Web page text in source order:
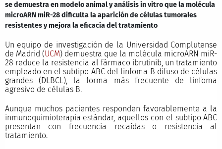
se demuestra en modelo animal y análisis in vitro que la molécula
microARN miR-28 dificulta la aparición de células tumorales
resistentes y mejora la eficacia del tratamiento
Un equipo de investigación de la Universidad Complutense
de Madrid (UCM) demuestra que la molécula microARN miR-
28 reduce la resistencia al fármaco ibrutinib, un tratamiento
empleado en el subtipo ABC del linfoma B difuso de células
grandes (DLBCL), la forma más frecuente de linfoma
agresivo de células B.
Aunque muchos pacientes responden favorablemente a la
inmunoquimioterapia estándar, aquellos con el subtipo ABC
presentan con frecuencia recaídas o resistencia al
tratamiento.